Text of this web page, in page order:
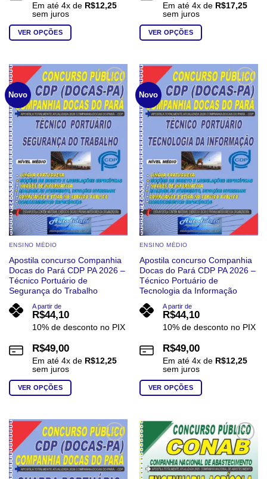
Em até 4x de R$12,25
sem juros
VER OPÇÕES
tem
várias
variantes.
As
opções
podem
ser
escolhidas
na
página
do
produto
Em até 4x de R$17,25
sem juros
VER OPÇÕES
tem
várias
variantes.
As
opções
podem
ser
escolhidas
na
página
do
produto
Novo
Add to
wishlist
ENSINO MÉDIO
Apostila concurso Companhia
Docas do Pará CDP PA 2026 –
Técnico Portuário de
Segurança do Trabalho
A partir de
R$44,10
10% de desconto no PIX
R$49,00
Em até 4x de R$12,25
sem juros
VER OPÇÕES
tem
várias
variantes.
As
opções
Novo
Add to
wishlist
ENSINO MÉDIO
Apostila concurso Companhia
Docas do Pará CDP PA 2026 –
Técnico Portuário de
Tecnologia da Informação
A partir de
R$44,10
10% de desconto no PIX
R$49,00
Em até 4x de R$12,25
sem juros
VER OPÇÕES
tem
várias
variantes.
As
opções
Add to
wishlist
Add to
wishlist